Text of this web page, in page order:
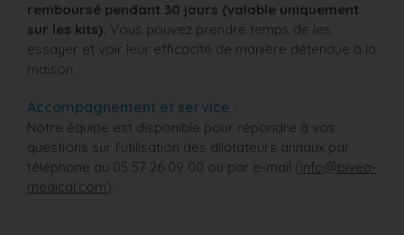
remboursé pendant 30 jours (valable uniquement
sur les kits). Vous pouvez prendre temps de les
essayer et voir leur efficacité de manière détendue à la
maison.
Accompagnement et service :
Notre équipe est disponible pour répondre à vos
questions sur l'utilisation des dilatateurs annaux par
téléphone au 05 57 26 09 00 ou par e-mail (info@bivea-
medical.com).